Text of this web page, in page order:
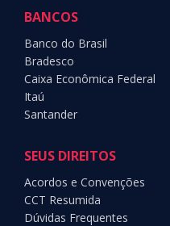
BANCOS
Banco do Brasil
Bradesco
Caixa Econômica Federal
Itaú
Santander
SEUS DIREITOS
Acordos e Convenções
CCT Resumida
Dúvidas Frequentes